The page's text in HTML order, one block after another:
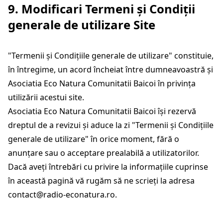
9. Modificari Termeni și Condiții
generale de utilizare Site
"Termenii și Condițiile generale de utilizare" constituie,
în întregime, un acord încheiat între dumneavoastră și
Asociatia Eco Natura Comunitatii Baicoi în privința
utilizării acestui site.
Asociatia Eco Natura Comunitatii Baicoi își rezervă
dreptul de a revizui și aduce la zi "Termenii și Condițiile
generale de utilizare" în orice moment, fără o
anunțare sau o acceptare prealabilă a utilizatorilor.
Dacă aveți întrebări cu privire la informațiile cuprinse
în această pagină vă rugăm să ne scrieți la adresa
contact@radio-econatura.ro.